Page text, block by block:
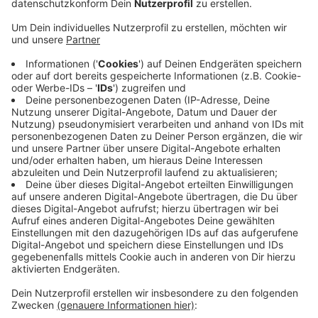
Veröffentlicht:Donnerstag, 27.03.2025 09:45
Anzeige
Denn vor allem bei Dunkelheit und zu den Stoßzeiten
sei die Straße für Kinder besonders gefährlich, sagt
Bürgermeisterin Larissa Weber. Das Vorhaben ist erst
einmal auf ein Jahr angesetzt und wird dabei
dokumentiert und ausgewertet. Für das Schul-
Personal und Anwohner steht die Goethestraße
weiterhin offen. Eltern-Taxis müssen in Zukunft die
Hol- und Bring-Zone wenige hundert Meter von der
Schule entfernt nutzen.